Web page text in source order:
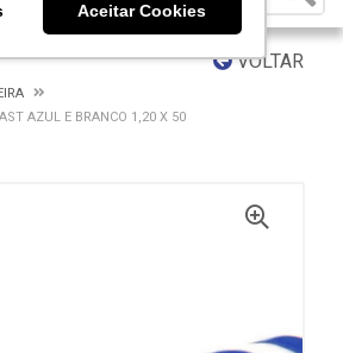
Aceitar Cookies
VOLTAR
AZUL E BRANCO 1,20 X 50